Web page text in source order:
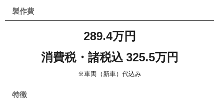
製作費
289.4万円
消費税・諸税込 325.5万円
※車両（新車）代込み
特徴